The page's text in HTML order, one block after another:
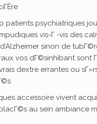
patients psychiatriques
vis-Г -vis des
sinon de
vos dГ©sinhibant sont
dextre errantes ou
accessoire vivent
au sein ambiance